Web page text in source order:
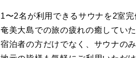
1〜2名が利用できるサウナを2室完
奄美大島での旅の疲れの癒していた
宿泊者の方だけでなく、サウナの